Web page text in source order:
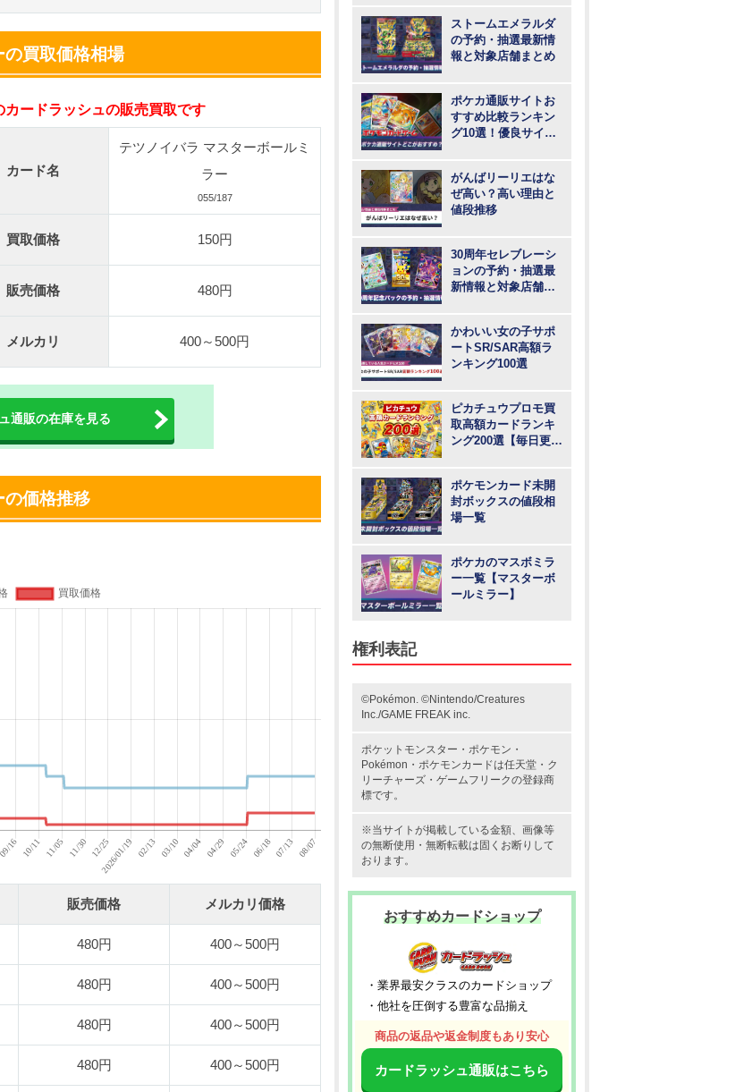
！
記念！激熱イベント開催中
！
初回登録で4種類アド確解放
買取価格相場
ードラッシュの販売買取です
カード名
テツノイバラ マスターボールミ
ラー
055/187
買取価格 150円
販売価格 480円
メルカリ 400～500円
通販の在庫を見る
の価格推移
販売価格 メルカリ価格
480円 400～500円
480円 400～500円
480円 400～500円
480円 400～500円
ストームエメラルダ
の予約・抽選最新情
報と対象店舗まとめ
ポケカ通販サイトお
すすめ比較ランキン
グ10選！優良サイト
がんばリーリエはな
ぜ高い？高い理由と
値段推移
30周年セレブレーシ
ョンの予約・抽選最
新情報と対象店舗ま
かわいい女の子サポ
ートSR/SAR高額ラ
ンキング100選
ピカチュウプロモ買
取高額カードランキ
ング200選【毎日更
ポケモンカード未開
封ボックスの値段相
場一覧
ポケカのマスボミラ
ー一覧【マスターボ
ールミラー】
権利表記
©Pokémon. ©Nintendo/Creatures
Inc./GAME FREAK inc.
ポケットモンスター ・ポケモン・
Pokémon・ ポケモンカードは任天堂・ ク
リーチャーズ ・ ゲームフリークの登録商
標です。
※当サイトが掲載している金額、画像等
の無断使用・無断転載は固くお断りして
おります。
おすすめカードショップ
・業界最安クラスのカードショップ
・他社を圧倒する豊富な品揃え
商品の返品や返金制度もあり安心
カードラッシュ通販はこちら